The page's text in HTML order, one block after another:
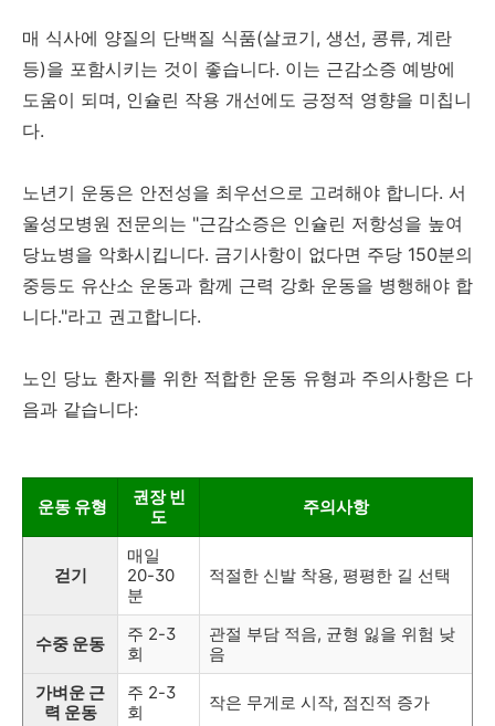
매 식사에 양질의 단백질 식품(살코기, 생선, 콩류, 계란
등)을 포함시키는 것이 좋습니다. 이는 근감소증 예방에
도움이 되며, 인슐린 작용 개선에도 긍정적 영향을 미칩니
다.
노년기 운동은 안전성을 최우선으로 고려해야 합니다. 서
울성모병원 전문의는 "근감소증은 인슐린 저항성을 높여
당뇨병을 악화시킵니다. 금기사항이 없다면 주당 150분의
중등도 유산소 운동과 함께 근력 강화 운동을 병행해야 합
니다."라고 권고합니다.
노인 당뇨 환자를 위한 적합한 운동 유형과 주의사항은 다
음과 같습니다:
운동 유형
권장 빈
도
주의사항
걷기
매일
20-30
분
적절한 신발 착용, 평평한 길 선택
수중 운동
주 2-3
회
관절 부담 적음, 균형 잃을 위험 낮
음
가벼운 근
력 운동
주 2-3
회
작은 무게로 시작, 점진적 증가